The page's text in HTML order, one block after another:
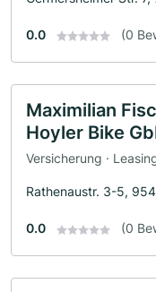
0.0 (0
Maximilian
Hoyler Bike
Versicherung ·
Rathenaustr. 3-5,
0.0 (0